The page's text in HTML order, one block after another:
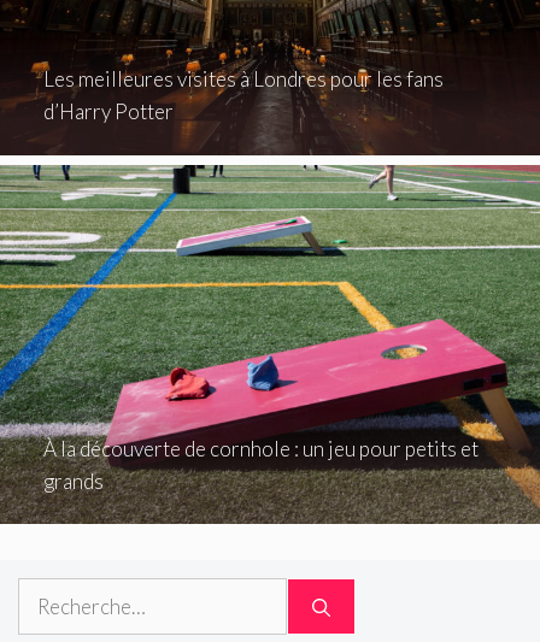
Les meilleures visites à Londres pour les fans
d’Harry Potter
À la découverte de cornhole : un jeu pour petits et
grands
Rechercher :